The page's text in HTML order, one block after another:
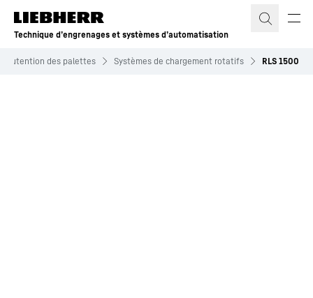
Technique d’engrenages et systèmes d’automatisation
des palettes Systèmes de chargement rotatifs RLS 1500